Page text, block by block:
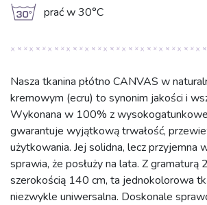
g prać w 30°C
Nasza tkanina płótno CANVAS w
kremowym (ecru) to synonim jakości i
Wykonana w 100% z
gwarantuje wyjątkową trwałość,
użytkowania. Jej solidna, lecz przyjemna
sprawia, że posłuży na lata. Z gramaturą
szerokością 140 cm, ta jednokolorowa
niezwykle uniwersalna. Doskonale